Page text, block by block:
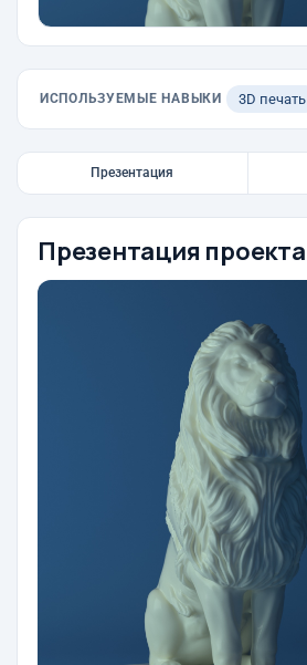
ИСПОЛЬЗУЕМЫЕ НАВЫКИ 3D печать
Презентация
Презентация проекта